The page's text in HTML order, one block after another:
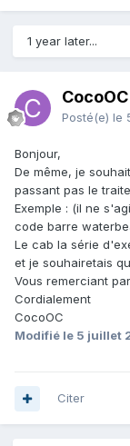
1 year later...
CocoOC
Posté(e) le
Bonjour,
De même, je
passant pas le
Exemple : (il ne
code barre
Le cab la série
et je souhairetais
Vous remerciant
Cordialement
CocoOC
Modifié le 5 juillet
Citer